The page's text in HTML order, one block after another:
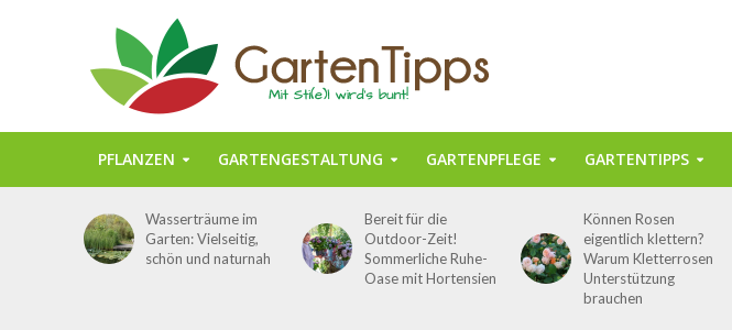
PFLANZEN GARTENGESTALTUNG GARTENPFLEGE GARTENTIPPS
Wasserträume im
Garten: Vielseitig,
schön und naturnah
Bereit für die
Outdoor-Zeit!
Sommerliche Ruhe-
Oase mit Hortensien
Können Rosen
eigentlich klettern?
Warum Kletterrosen
Unterstützung
brauchen